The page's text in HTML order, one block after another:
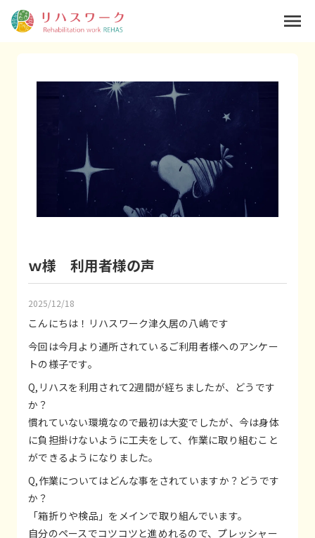
ｗ様 利用者様の声
2025/12/18
こんにちは！リハスワーク津久居の八嶋です
今回は今月より通所されているご利用者様へのアンケー
トの様子です。
Q,リハスを利用されて2週間が経ちましたが、どうです
か？
慣れていない環境なので最初は大変でしたが、今は身体
に負担掛けないように工夫をして、作業に取り組むこと
ができるようになりました。
Q,作業についてはどんな事をされていますか？どうです
か？
「箱折りや検品」をメインで取り組んでいます。
自分のペースでコツコツと進めれるので、プレッシャー
menu